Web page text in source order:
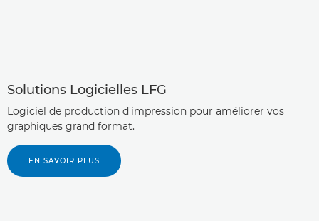
Solutions Logicielles LFG
Logiciel de production d'impression pour améliorer vos
graphiques grand format.
EN SAVOIR PLUS